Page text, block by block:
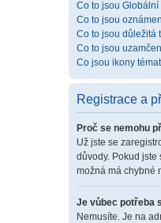
Co to jsou
Co to jsou
Co to jsou důležitá
Co to jsou
Co jsou ikony
Registrace a
Proč se nemohu
Už jste se
důvody. Pokud
možná má chybné
Je vůbec potřeba
Nemusíte. Je na